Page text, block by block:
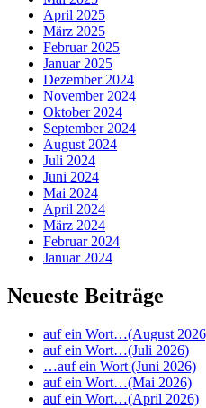
April 2025
März 2025
Februar 2025
Januar 2025
Dezember 2024
November 2024
Oktober 2024
September 2024
August 2024
Juli 2024
Juni 2024
Mai 2024
April 2024
März 2024
Februar 2024
Januar 2024
Neueste Beiträge
auf ein Wort…(August
auf ein Wort…(Juli 2026)
…auf ein Wort (Juni 2026)
auf ein Wort…(Mai 2026)
auf ein Wort…(April 2026)